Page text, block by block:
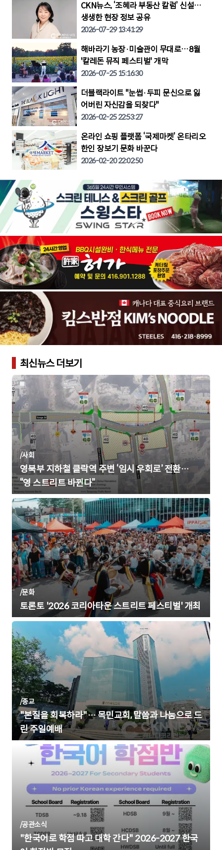
CKN뉴스, ‘조혜라 부동산 칼럼’ 신설…
생생한 현장 정보 공유
2026-07-29 13:41:29
해바라기 농장·미술관이 무대로…8월
'칼레돈 뮤직 페스티벌' 개막
2026-07-25 15:16:30
더블랙라이트 "눈썹·두피 문신으로 잃
어버린 자신감을 되찾다"
2026-02-25 22:53:27
온라인 쇼핑 플랫폼 ‘국제마켓’ 온타리오
한인 장보기 문화 바꾼다
2026-02-20 22:02:50
최신뉴스 더보기
/사회
영북부 지하철 클락역 주변 ‘임시 우회로’ 전환…
“영 스트리트 바뀐다”
/문화
토론토 '2026 코리아타운 스트리트 페스티벌' 개최
/종교
"본질을 회복하라"… 목민교회, 말씀과 나눔으로 드
린 주일예배
/공관소식
"한국어로 학점 따고 대학 간다" 2026-2027 한국